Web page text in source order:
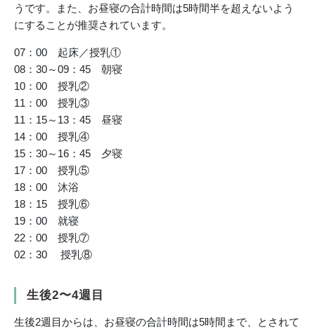
うです。また、お昼寝の合計時間は5時間半を超えないよう
にすることが推奨されています。
07：00 起床／授乳①
08：30～09：45 朝寝
10：00 授乳②
11：00 授乳③
11：15～13：45 昼寝
14：00 授乳④
15：30～16：45 夕寝
17：00 授乳⑤
18：00 沐浴
18：15 授乳⑥
19：00 就寝
22：00 授乳⑦
02：30 授乳⑧
生後2〜4週目
生後2週目からは、お昼寝の合計時間は5時間まで、とされて